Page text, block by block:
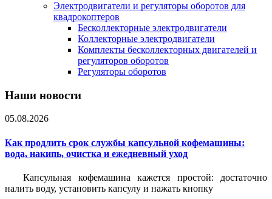
Электродвигатели и регуляторы оборотов для
квадрокоптеров
Бесколлекторные электродвигатели
Коллекторные электродвигатели
Комплекты бесколлекторных двигателей и
регуляторов оборотов
Регуляторы оборотов
Наши новости
05.08.2026
Как продлить срок службы капсульной кофемашины:
вода, накипь, очистка и ежедневный уход
Капсульная кофемашина кажется простой: достаточно
налить воду, установить капсулу и нажать кнопку